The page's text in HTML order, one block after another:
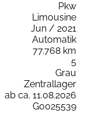
Pkw
Limousine
Jun / 2021
Automatik
77.768 km
5
Grau
Zentrallager
ab ca. 11.08.2026
G0025539